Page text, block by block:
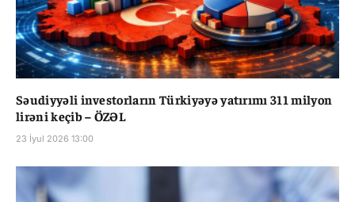
Səudiyyəli investorların Türkiyəyə yatırımı 311 milyon
lirəni keçib – ÖZƏL
23 İyul 2026 13:00